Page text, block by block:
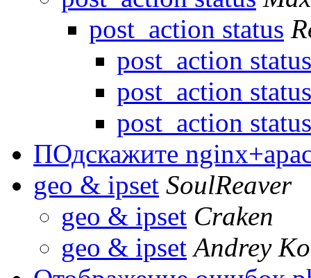
post_action status
post_action status
post_action status
post_action status
ПОдскажите
geo & ipset SoulReaver
geo & ipset Craken
geo & ipset Andrey